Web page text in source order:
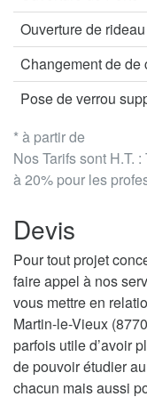
* à partir de
Nos Tarifs sont H.T.
à 20% pour les
Ouverture de
Changement de de
Pose de verrou
Devis
Pour tout projet
faire appel à nos
vous mettre en
Martin-le-Vieux
parfois utile d’avoir
de pouvoir étudier
chacun mais aussi